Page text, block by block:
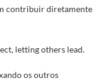
contribuir diretamente
letting others lead.
os outros